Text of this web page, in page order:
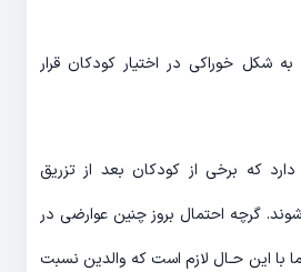
شکل خوراکی در اختیار کودکان قرار
که برخی از کودکان بعد از تزریق
گرچه احتمال بروز چنین عوارضی در
با این حـال لازم است که والدین نسبت